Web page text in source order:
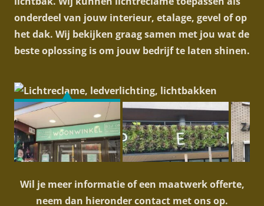
onderdeel van jouw interieur, etalage, gevel of op
het dak. Wij bekijken graag samen met jou wat de
beste oplossing is om jouw bedrijf te laten shinen.
Wil je meer informatie of een maatwerk offerte,
neem dan hieronder contact met ons op.